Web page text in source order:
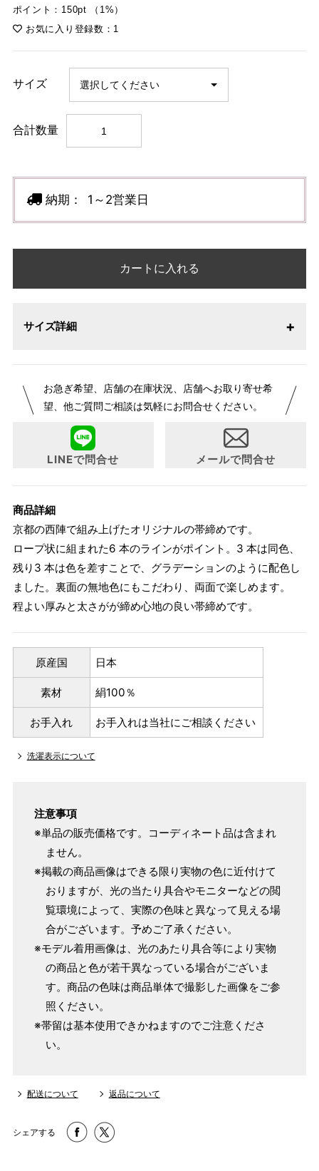
ポイント：150pt （1%）
お気に入り登録数：1
サイズ
合計数量
納期： 1～2営業日
カートに入れる
サイズ詳細
お急ぎ希望、店舗の在庫状況、店舗へお取り寄せ希
望、他ご質問ご相談は気軽にお問合せください。
LINEで問合せ メールで問合せ
商品詳細
京都の西陣で組み上げたオリジナルの帯締めです。
ロープ状に組まれた6 本のラインがポイント。3 本は同色、
残り3 本は色を差すことで、グラデーションのように配色し
ました。裏面の無地色にもこだわり、両面で楽しめます。
程よい厚みと太さがが締め心地の良い帯締めです。
原産国 日本
素材 絹100％
お手入れ お手入れは当社にご相談ください
洗濯表示について
注意事項
※単品の販売価格です。コーディネート品は含まれ
ません。
※掲載の商品画像はできる限り実物の色に近付けて
おりますが、光の当たり具合やモニターなどの閲
覧環境によって、実際の色味と異なって見える場
合がございます。予めご了承ください。
※モデル着用画像は、光のあたり具合等により実物
の商品と色が若干異なっている場合がございま
す。商品の色味は商品単体で撮影した画像をご参
照ください。
※帯留は基本使用できかねますのでご注意くださ
い。
配送について 返品について
シェアする